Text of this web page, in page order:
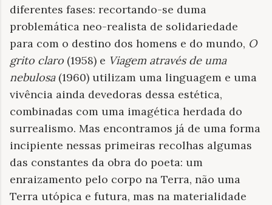
diferentes fases: recortando-se duma
problemática neo-realista de solidariedade
para com o destino dos homens e do mundo, O
grito claro (1958) e Viagem através de uma
nebulosa(1960) utilizam uma linguagem e uma
vivência ainda devedoras dessa estética,
combinadas com uma imagética herdada do
surrealismo. Mas encontramos já de uma forma
incipiente nessas primeiras recolhas algumas
das constantes da obra do poeta: um
enraizamento pelo corpo na Terra, não uma
Terra utópica e futura, mas na materialidade